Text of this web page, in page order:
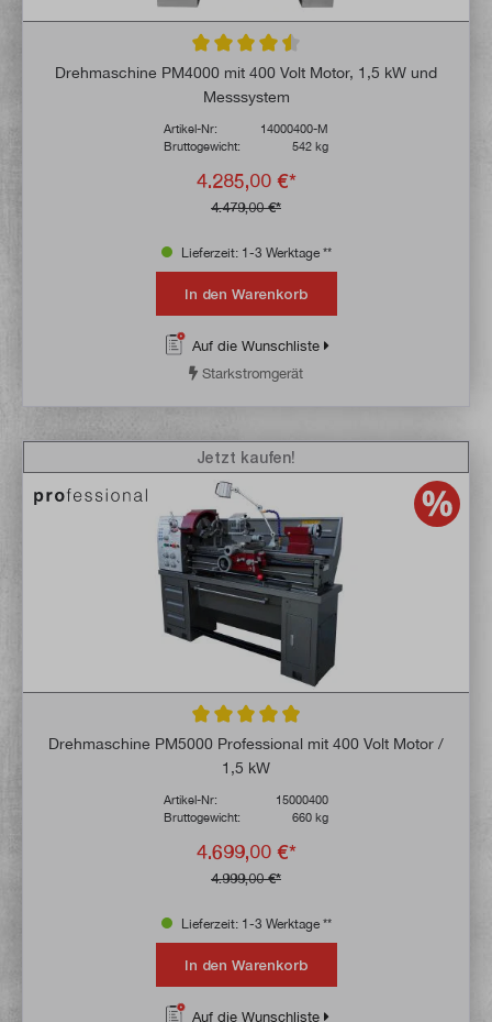
Durchschnittliche Bewertung von 4.5 von
Drehmaschine PM4000 mit 400 Volt Motor, 1,5 kW und
Messsystem
Artikel-Nr:
14000400-M
Bruttogewicht:
542 kg
4.285,00 €*
4.479,00 €*
Lieferzeit: 1-3 Werktage **
In den Warenkorb
Auf die Wunschliste
Starkstromgerät
Durchschnittliche Bewertung von 4.8 von
Drehmaschine PM5000 Professional mit 400 Volt Motor /
1,5 kW
Artikel-Nr:
15000400
Bruttogewicht:
660 kg
4.699,00 €*
4.999,00 €*
Jetzt kaufen!
Lieferzeit: 1-3 Werktage **
In den Warenkorb
Auf die Wunschliste